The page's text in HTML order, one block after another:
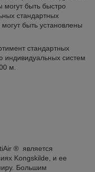
могут быть быстро
стандартных
быть установлены
стандартных
индивидуальных систем
м.
® является
Kongskilde, и ее
Большим